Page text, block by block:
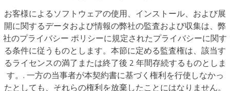
お客様によるソフトウェアの使用、インストール、および展
開に関するデータおよび情報の弊社の監査および収集は、弊
社のプライバシー ポリシーに規定されたプライバシーに関す
る条件に従うものとします。本節に定める監査権は、該当す
るライセンスの満了または終了後 2 年間存続するものとしま
す。. 一方の当事者が本契約書に基づく権利を行使しなかっ
たとしても、それらの権利を放棄したことにはなりません。